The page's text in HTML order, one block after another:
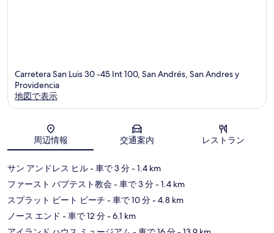
Carretera San Luis 30 -45 Int 100, San Andrés, San Andres y
Providencia
地図で表示
周辺情報 交通案内 レストラン
サン アンドレス ヒル- 車で 3 分- 1.4 km
ファースト バプテスト教会- 車で 3 分- 1.4 km
スプラット ビート ビーチ - 車で 10 分- 4.8 km
ノース エンド - 車で 12 分- 6.1 km